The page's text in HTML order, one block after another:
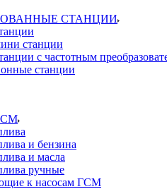
СТАНЦИИ
станции
с частотным
станции
и бензина
и масла
ручные
к насосам ГСМ